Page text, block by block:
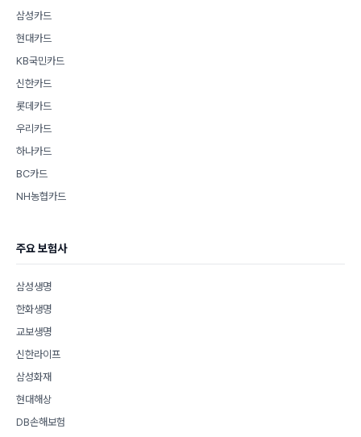
삼성카드
현대카드
KB국민카드
신한카드
롯데카드
우리카드
하나카드
BC카드
NH농협카드
주요 보험사
삼성생명
한화생명
교보생명
신한라이프
삼성화재
현대해상
DB손해보험